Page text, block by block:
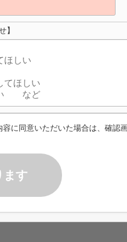
】
に同意いただいた場合は、確認
ます